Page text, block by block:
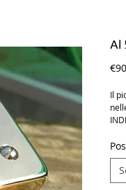
Al
Il